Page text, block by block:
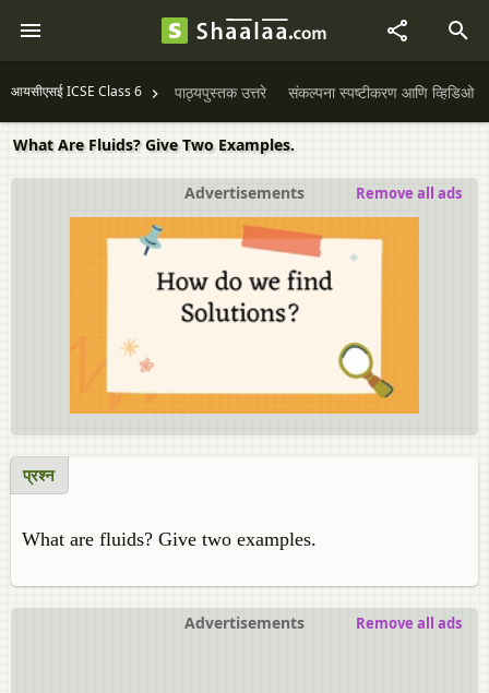
आयसीएसई ICSE Class 6 पाठ्यपुस्तक उत्तरे संकल्पना स्पष्टीकरण आणि व्हिडिओ
What Are Fluids? Give Two Examples.
Advertisements Remove all ads
प्रश्न
What are fluids? Give two examples.
Advertisements Remove all ads